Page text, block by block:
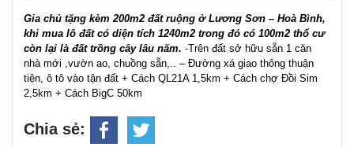
Gia chủ tặng kèm 200m2 đất ruộng ở Lương Sơn – Hoà Bình,
khi mua lô đất có diện tích 1240m2 trong đó có 100m2 thổ cư
còn lại là đất trồng cây lâu năm. -Trên đất sở hữu sẵn 1 căn
nhà mới ,vườn ao, chuồng sẵn,.. – Đường xá giao thông thuận
tiện, ô tô vào tận đất + Cách QL21A 1,5km + Cách chợ Đồi Sim
2,5km + Cách BigC 50km
Chia sẻ: